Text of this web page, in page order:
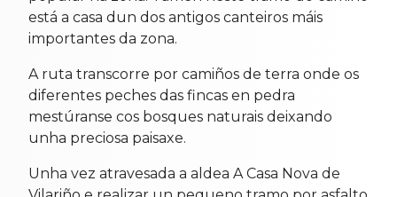
está a casa dun dos antigos canteiros máis
importantes da zona.
A ruta transcorre por camiños de terra onde os
diferentes peches das fincas en pedra
mestúranse cos bosques naturais deixando
unha preciosa paisaxe.
Unha vez atravesada a aldea A Casa Nova de